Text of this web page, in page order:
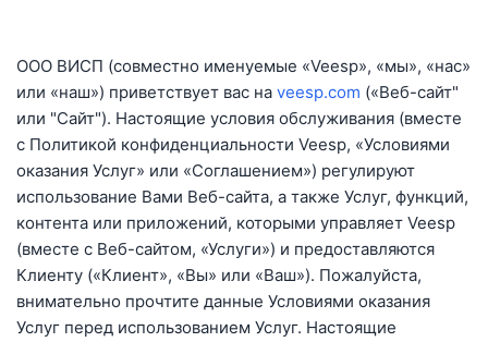
ООО ВИСП (совместно именуемые «Veesp», «мы», «нас»
или «наш») приветствует вас на veesp.com («Веб-сайт"
или "Сайт"). Настоящие условия обслуживания (вместе
с Политикой конфиденциальности Veesp, «Условиями
оказания Услуг» или «Соглашением») регулируют
использование Вами Веб-сайта, а также Услуг, функций,
контента или приложений, которыми управляет Veesp
(вместе с Веб-сайтом, «Услуги») и предоставляются
Клиенту («Клиент», «Вы» или «Ваш»). Пожалуйста,
внимательно прочтите данные Условиями оказания
Услуг перед использованием Услуг. Настоящие